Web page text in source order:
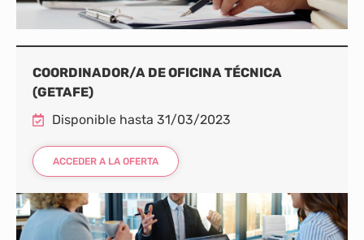
COORDINADOR/A DE OFICINA TÉCNICA
(GETAFE)
Disponible hasta 31/03/2023
ACCEDER A LA OFERTA